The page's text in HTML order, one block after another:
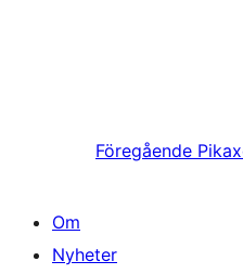
Föregående
Om
Nyheter